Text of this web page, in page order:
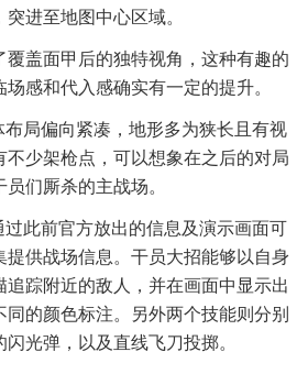
进至地图中心区域。
覆盖面甲后的独特视角，这种有趣的
感和代入感确实有一定的提升。
布局偏向紧凑，地形多为狭长且有视
不少架枪点，可以想象在之后的对局
们厮杀的主战场。
过此前官方放出的信息及演示画面可
提供战场信息。干员大招能够以自身
追踪附近的敌人，并在画面中显示出
的颜色标注。另外两个技能则分别
光弹，以及直线飞刀投掷。